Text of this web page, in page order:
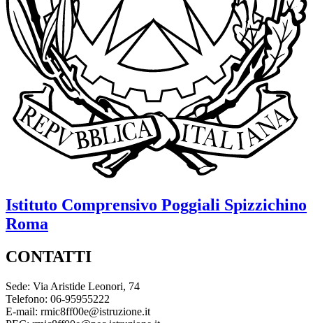
Istituto Comprensivo Poggiali Spizzichino
Roma
CONTATTI
Sede: Via Aristide Leonori, 74
Telefono: 06-95955222
E-mail: rmic8ff00e@istruzione.it